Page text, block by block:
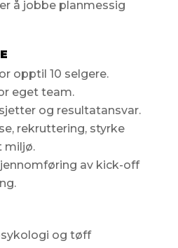
å jobbe planmessig
opptil 10 selgere.
eget team.
og resultatansvar.
rekruttering, styrke
miljø.
av kick-off
og tøff